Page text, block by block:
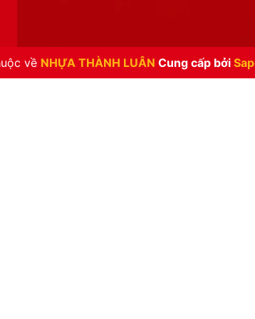
về NHỰA THÀNH LUÂN Cung cấp bởi